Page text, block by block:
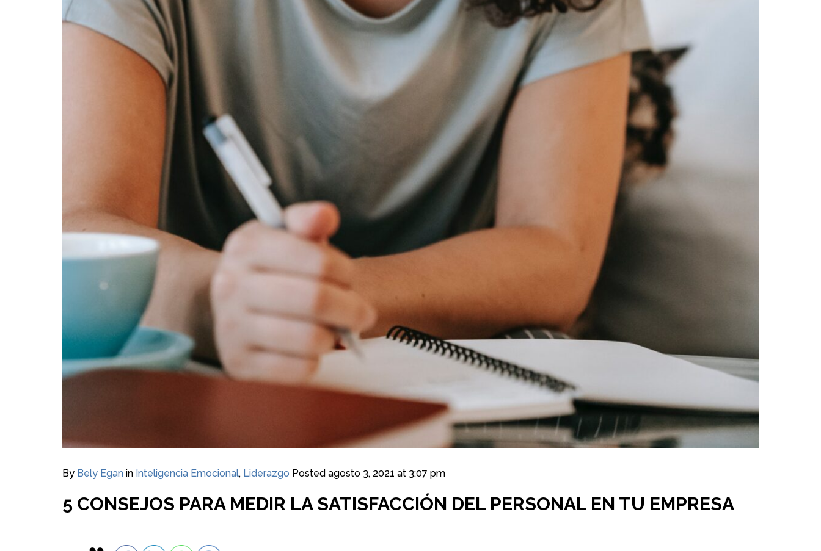
By Bely Egan in Inteligencia Emocional, Liderazgo Posted agosto 3, 2021 at 3:07 pm
5 CONSEJOS PARA MEDIR LA SATISFACCIÓN DEL PERSONAL EN TU EMPRESA